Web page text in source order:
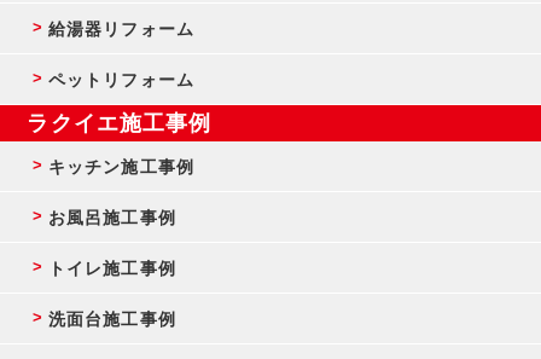
給湯器リフォーム
ペットリフォーム
ラクイエ施工事例
キッチン施工事例
お風呂施工事例
トイレ施工事例
洗面台施工事例